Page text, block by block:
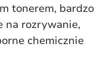
tonerem, bardzo
na rozrywanie,
chemicznie